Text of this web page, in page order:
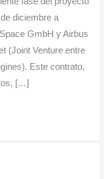
diciembre a
GmbH y Airbus
(Joint Venture entre
Este contrato,
[…]